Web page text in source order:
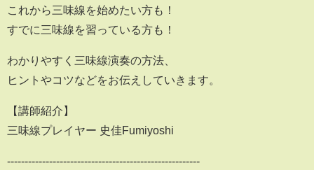
これから三味線を始めたい方も！
すでに三味線を習っている方も！
わかりやすく三味線演奏の方法、
ヒントやコツなどをお伝えしていきます。
【講師紹介】
三味線プレイヤー 史佳Fumiyoshi
-------------------------------------------------------